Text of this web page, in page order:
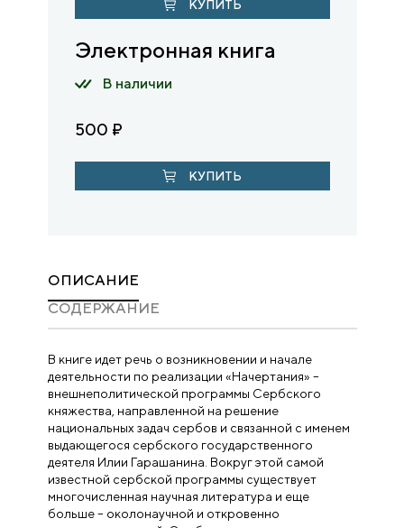
КУПИТЬ
Электронная книга
В наличии
500 ₽
КУПИТЬ
ОПИСАНИЕ
CОДЕРЖАНИЕ
В книге идет речь о возникновении и начале
деятельности по реализации «Начертания» –
внешнеполитической программы Сербского
княжества, направленной на решение
национальных задач сербов и связанной с именем
выдающегося сербского государственного
деятеля Илии Гарашанина. Вокруг этой самой
известной сербской программы существует
многочисленная научная литература и еще
больше – околонаучной и откровенно